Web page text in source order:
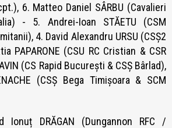
6. Matteo Daniel SÂRBU (Cavalieri
- 5. Andrei-Ioan STĂETU (CSM
4. David Alexandru URSU (CSȘ2
PAPARONE (CSU RC Cristian & CSR
(CS Rapid București & CSȘ Bârlad),
(CSȘ Bega Timișoara & SCM
Ionuț DRĂGAN (Dungannon RFC /